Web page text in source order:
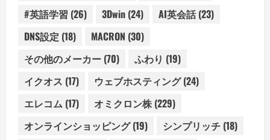
#英語学習 (26) 3Dwin (24) AI英会話(23)
DNS設定 (18) MACRON (30)
その他のメーカー (70) ふわり (19)
イクオス (17) ウェブホスティング(24)
エレコム (17) オミクロン株(229)
オンラインショッピング(19) シンプリッチ (18)